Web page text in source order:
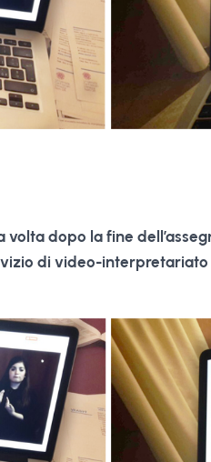
volta dopo la fine
di video-interpretariato